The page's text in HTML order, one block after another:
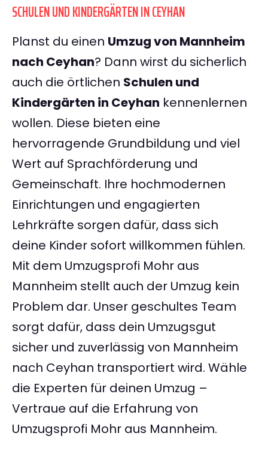
SCHULEN UND KINDERGÄRTEN IN CEYHAN
Planst du einen Umzug von Mannheim
nach Ceyhan? Dann wirst du sicherlich
auch die örtlichen Schulen und
Kindergärten in Ceyhan kennenlernen
wollen. Diese bieten eine
hervorragende Grundbildung und viel
Wert auf Sprachförderung und
Gemeinschaft. Ihre hochmodernen
Einrichtungen und engagierten
Lehrkräfte sorgen dafür, dass sich
deine Kinder sofort willkommen fühlen.
Mit dem Umzugsprofi Mohr aus
Mannheim stellt auch der Umzug kein
Problem dar. Unser geschultes Team
sorgt dafür, dass dein Umzugsgut
sicher und zuverlässig von Mannheim
nach Ceyhan transportiert wird. Wähle
die Experten für deinen Umzug –
Vertraue auf die Erfahrung von
Umzugsprofi Mohr aus Mannheim.